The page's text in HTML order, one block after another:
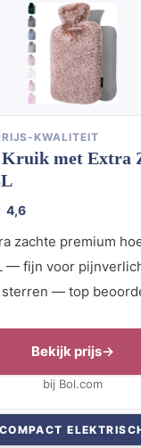
KWALITEIT
met Extra
4,6
zachte premium
— fijn voor
sterren — top
Bekijk prijs
bij Bol.com